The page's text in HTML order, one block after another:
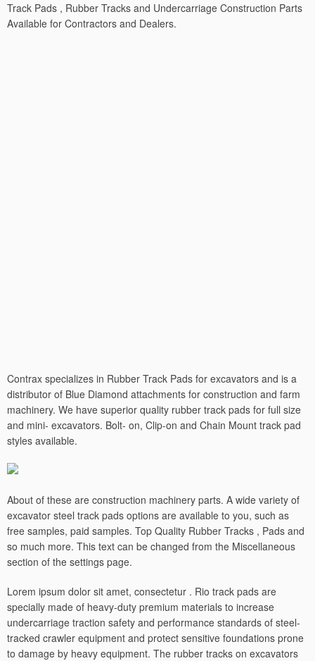
Track Pads , Rubber Tracks and Undercarriage Construction Parts
Available for Contractors and Dealers.
Contrax specializes in Rubber Track Pads for excavators and is a
distributor of Blue Diamond attachments for construction and farm
machinery. We have superior quality rubber track pads for full size
and mini- excavators. Bolt- on, Clip-on and Chain Mount track pad
styles available.
About of these are construction machinery parts. A wide variety of
excavator steel track pads options are available to you, such as
free samples, paid samples. Top Quality Rubber Tracks , Pads and
so much more. This text can be changed from the Miscellaneous
section of the settings page.
Lorem ipsum dolor sit amet, consectetur . Rio track pads are
specially made of heavy-duty premium materials to increase
undercarriage traction safety and performance standards of steel-
tracked crawler equipment and protect sensitive foundations prone
to damage by heavy equipment. The rubber tracks on excavators